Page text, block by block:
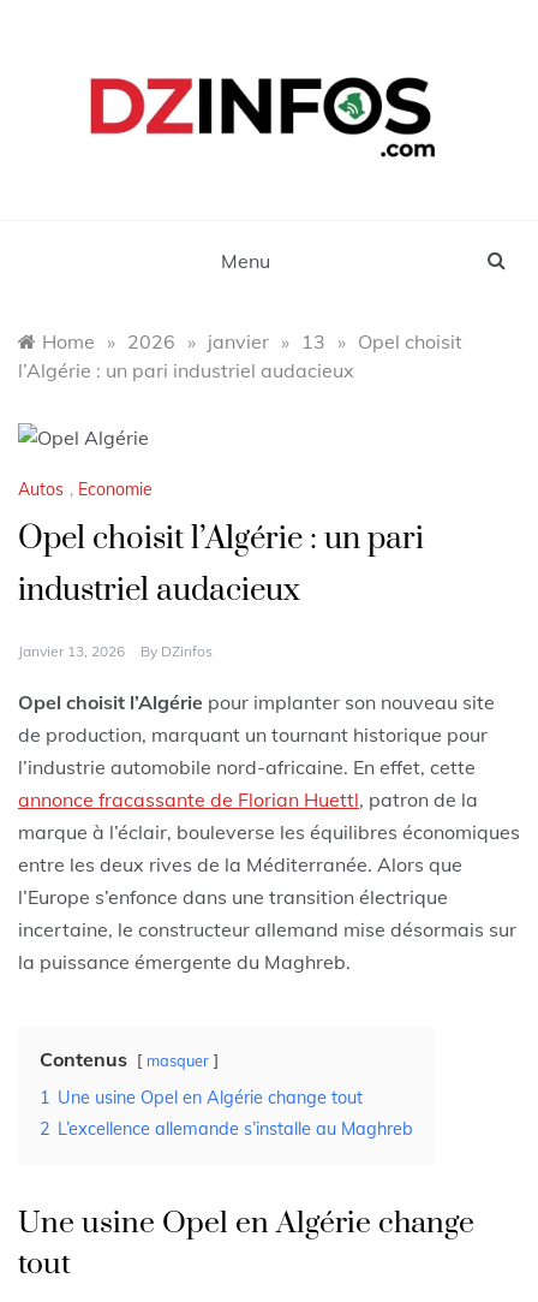
Menu
Home » 2026 » janvier » 13 » Opel choisit
l’Algérie : un pari industriel audacieux
Autos , Economie
Opel choisit l’Algérie : un pari
industriel audacieux
Janvier 13, 2026 By DZinfos
Opel choisit l’Algérie pour implanter son nouveau site
de production, marquant un tournant historique pour
l’industrie automobile nord-africaine. En effet, cette
annonce fracassante de Florian Huettl, patron de la
marque à l’éclair, bouleverse les équilibres économiques
entre les deux rives de la Méditerranée. Alors que
l’Europe s’enfonce dans une transition électrique
incertaine, le constructeur allemand mise désormais sur
la puissance émergente du Maghreb.
Contenus masquer
1 Une usine Opel en Algérie change tout
2 L’excellence allemande s’installe au Maghreb
Une usine Opel en Algérie change
tout